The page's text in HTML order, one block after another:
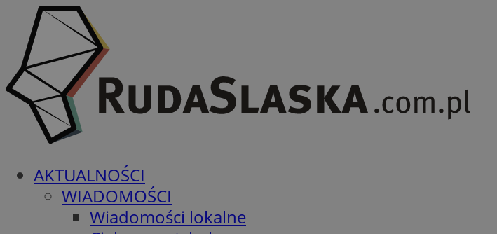
AKTUALNOŚCI
WIADOMOŚCI
Wiadomości lokalne